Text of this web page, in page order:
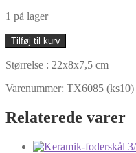
1 på lager
VIPPE
antal
Tilføj til kurv
Størrelse : 22x8x7,5 cm
Varenummer: TX6085 (ks10)
Relaterede varer